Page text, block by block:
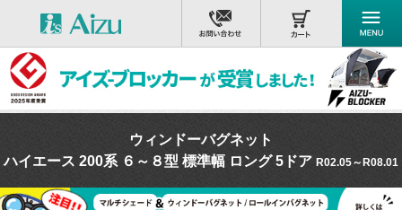
ウィンドーバグネット
ハイエース 200系 ６～８型 標準幅 ロング 5ドア R02.05～R08.01